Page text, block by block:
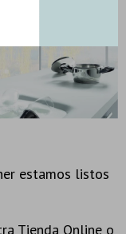
estamos listos
Tienda Online o